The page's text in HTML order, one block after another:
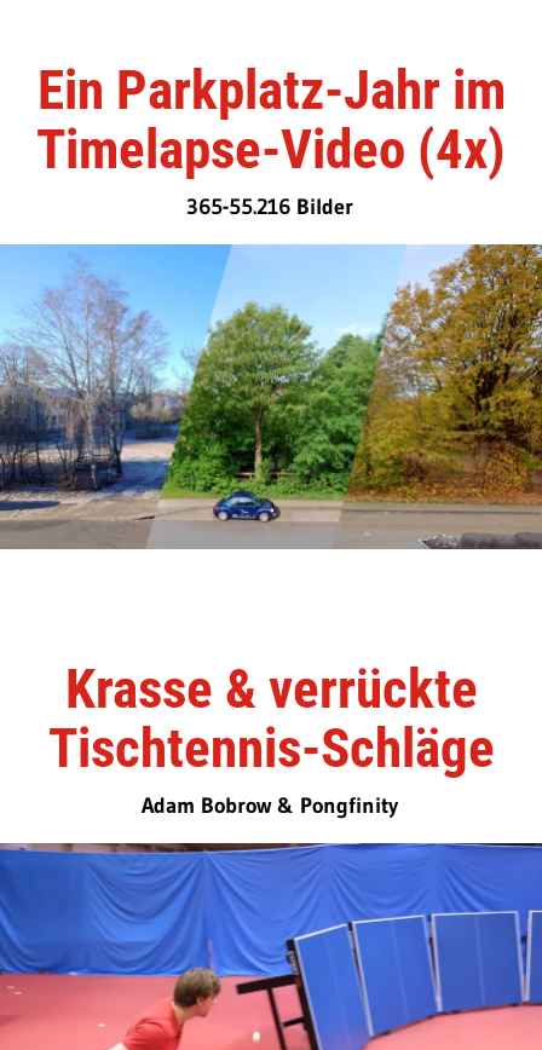
Ein Parkplatz-Jahr im
Timelapse-Video (4x)
365-55.216 Bilder
Krasse & verrückte
Tischtennis-Schläge
Adam Bobrow & Pongfinity